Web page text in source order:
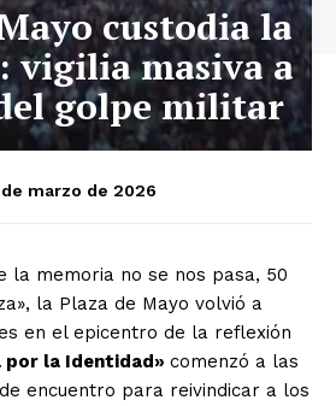
custodia la
vigilia masiva a
golpe militar
marzo de 2026
la memoria no se nos pasa, 50
la Plaza de Mayo volvió a
en el epicentro de la reflexión
por la Identidad» comenzó a las
encuentro para reivindicar a los